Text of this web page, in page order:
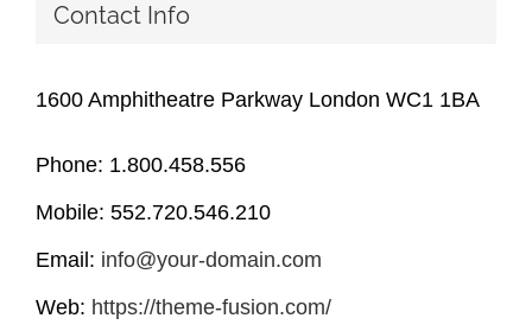
Contact Info
1600 Amphitheatre Parkway London WC1 1BA
Phone: 1.800.458.556
Mobile: 552.720.546.210
Email: info@your-domain.com
Web: https://theme-fusion.com/